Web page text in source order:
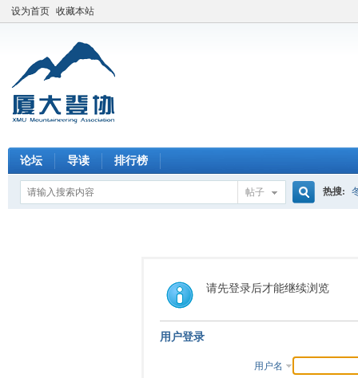
设为首页 收藏本站
论坛 导读 排行榜
帖子
索
热搜:
请先登录后才能继续浏览
用户登录
用户名